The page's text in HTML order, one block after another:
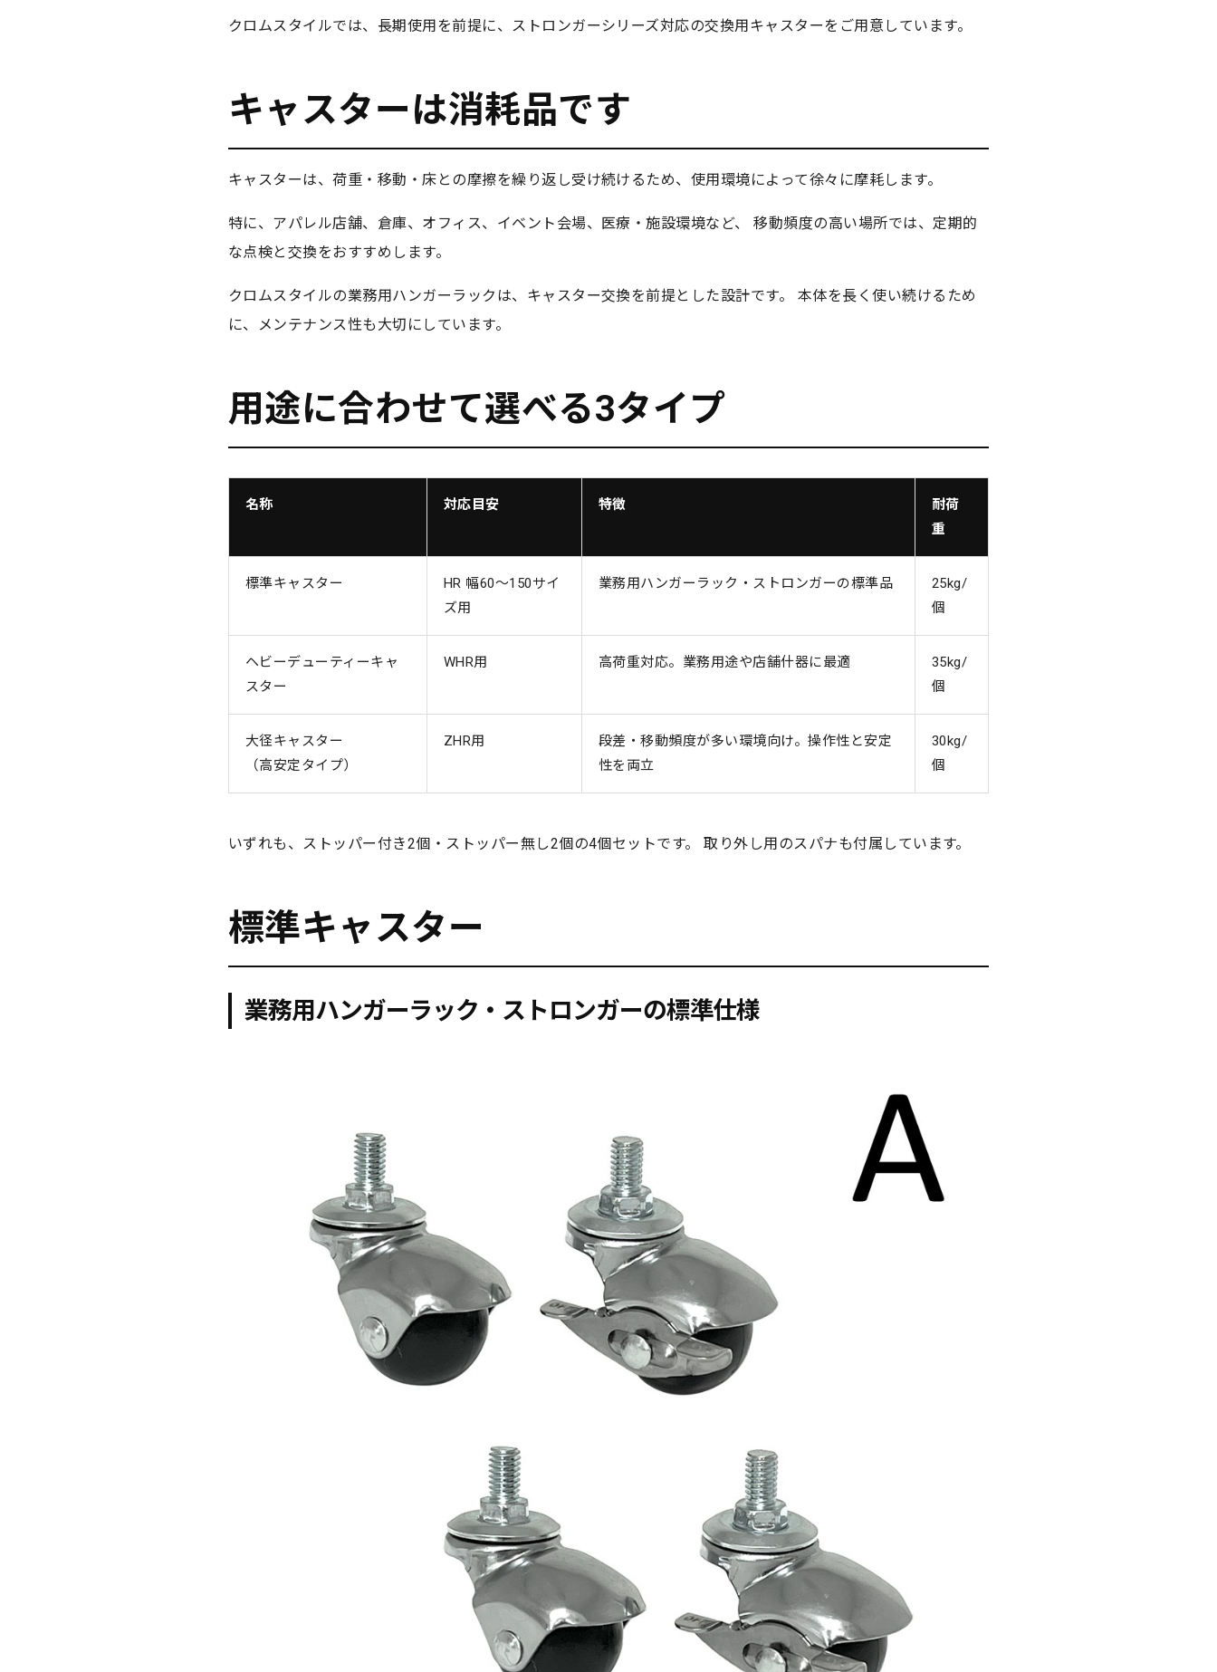
クロムスタイルでは、長期使用を前提に、ストロンガーシリーズ対応の交換用キャスターをご用意しています。
キャスターは消耗品です
キャスターは、荷重・移動・床との摩擦を繰り返し受け続けるため、使用環境によって徐々に摩耗します。
特に、アパレル店舗、倉庫、オフィス、イベント会場、医療・施設環境など、 移動頻度の高い場所では、定期的
な点検と交換をおすすめします。
クロムスタイルの業務用ハンガーラックは、キャスター交換を前提とした設計です。 本体を長く使い続けるため
に、メンテナンス性も大切にしています。
用途に合わせて選べる3タイプ
名称 対応目安 特徴
耐荷
重
標準キャスター
HR 幅60〜150サイ
ズ用
業務用ハンガーラック・ストロンガーの標準品
25kg/
個
ヘビーデューティーキャ
スター
WHR用 高荷重対応。業務用途や店舗什器に最適
35kg/
個
大径キャスター
（高安定タイプ）
ZHR用
段差・移動頻度が多い環境向け。操作性と安定
性を両立
30kg/
個
いずれも、ストッパー付き2個・ストッパー無し2個の4個セットです。 取り外し用のスパナも付属しています。
標準キャスター
業務用ハンガーラック・ストロンガーの標準仕様